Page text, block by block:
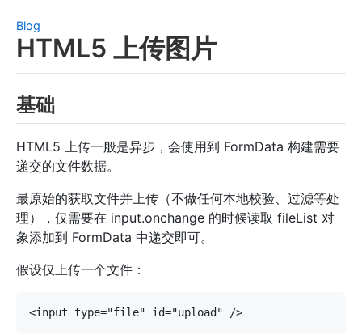
HTML5 上传图片
基础
HTML5 上传一般是异步，会使用到 FormData 构建需要
递交的文件数据。
最原始的获取文件并上传（不做任何本地校验、过滤等处
理），仅需要在 input.onchange 的时候读取 fileList 对
象添加到 FormData 中递交即可。
假设仅上传一个文件：
Blog